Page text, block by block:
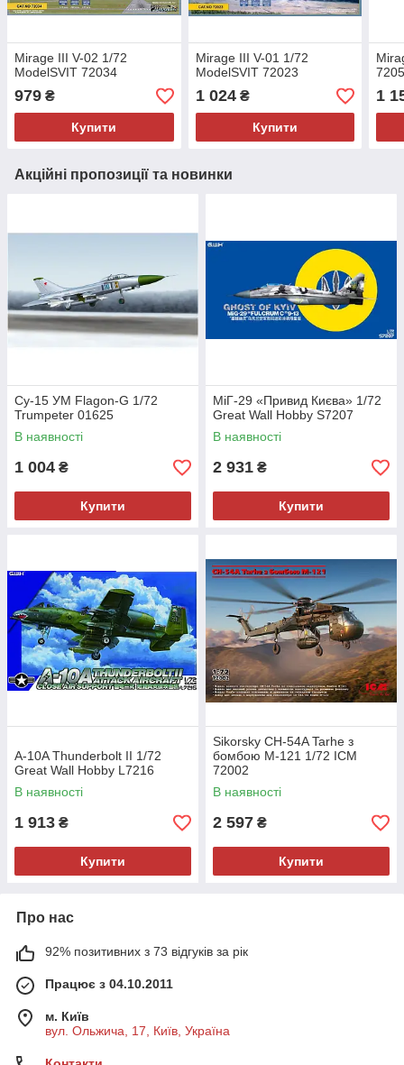
Mirage III V-02 1/72
ModelSVIT 72034
979 ₴
Купити
Mirage III V-01 1/72
ModelSVIT 72023
1 024₴
Купити
1
Акційні пропозиції та новинки
Су-15 УМ Flagon-G 1/72
Trumpeter 01625
В наявності
1 004 ₴
Купити
МіГ-29 «Привид Києва» 1/72
Great Wall Hobby S7207
В наявності
2 931 ₴
Купити
A-10A Thunderbolt II 1/72
Great Wall Hobby L7216
В наявності
1 913 ₴
Купити
Sikorsky CH-54A Tarhe з
бомбою M-121 1/72 ICM
72002
В наявності
2 597 ₴
Купити
Про нас
92% позитивних з 73 відгуків за рік
Працює з 04.10.2011
м. Київ
вул. Ольжича, 17, Київ, Україна